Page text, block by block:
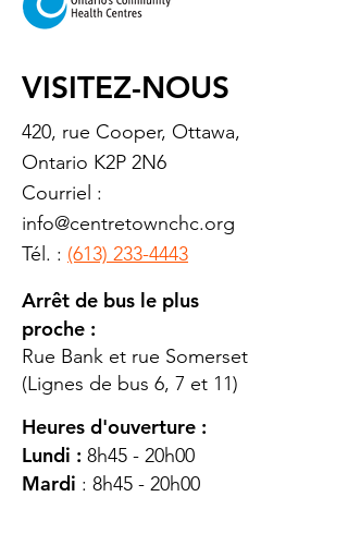
VISITEZ-NOUS
420, rue Cooper, Ottawa,
Ontario K2P 2N6
Courriel :
info@centretownchc.org
Tél. : (613) 233-4443
Arrêt de bus le plus
proche :
Rue Bank et rue Somerset
(Lignes de bus 6, 7 et 11)
Heures d'ouverture :
Lundi : 8h45 - 20h00
Mardi : 8h45 - 20h00